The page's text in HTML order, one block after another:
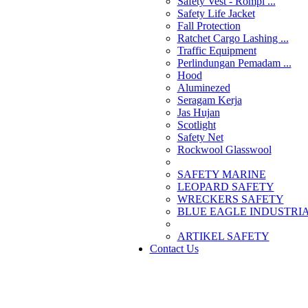
Safety Life Jacket
Fall Protection
Ratchet Cargo Lashing ...
Traffic Equipment
Perlindungan Pemadam ...
Hood
Aluminezed
Seragam Kerja
Jas Hujan
Scotlight
Safety Net
Rockwool Glasswool
SAFETY MARINE
LEOPARD SAFETY
WRECKERS SAFETY
BLUE EAGLE
­ARTIKEL SAFETY
Contact Us